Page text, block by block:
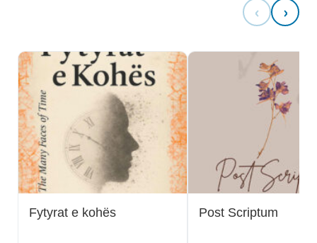
‹ ›
Fytyrat e kohës Post Scriptum